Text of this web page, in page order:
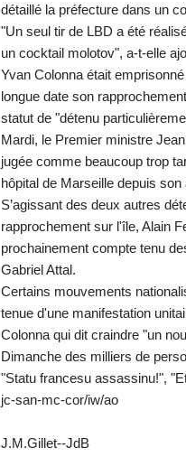
détaillé la préfecture dans un
"Un seul tir de LBD a été
un cocktail molotov", a-t-elle
Yvan Colonna était
longue date son
statut de "détenu
Mardi, le Premier ministre
jugée comme beaucoup trop
hôpital de Marseille depuis
S’agissant des deux autres
rapprochement sur l'île, Alain
prochainement compte tenu
Gabriel Attal.
Certains mouvements
tenue d'une manifestation
Colonna qui dit craindre "un
Dimanche des milliers de
"Statu francesu assassinu!",
jc-san-mc-cor/iw/ao
J.M.Gillet--JdB